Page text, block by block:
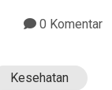
0 Komentar
Kesehatan